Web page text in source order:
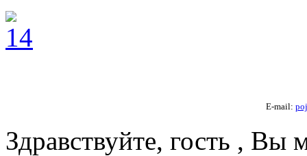
E-mail:
Здравствуйте, гость , Вы